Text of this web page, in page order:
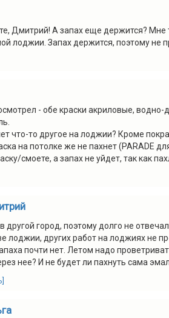
Дмитрий! А запах еще держится? Мне
лоджии. Запах держится, поэтому
- обе краски акриловые,
что-то другое на лоджии? Кроме
на потолке же не пахнет (PARADE
смоете, а запах не уйдет, так как
другой город, поэтому долго не
лоджии, других работ на лоджиях не
почти нет. Летом надо
нее? И не будет ли пахнуть сама